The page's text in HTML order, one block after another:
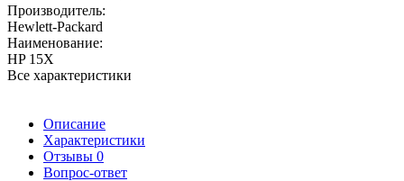
Производитель:
Hewlett-Packard
Наименование:
HP 15X
Все характеристики
Описание
Характеристики
Отзывы 0
Вопрос-ответ